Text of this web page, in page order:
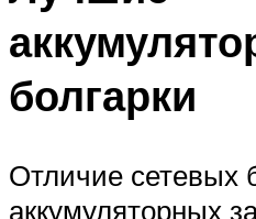
болгарки
Отличие сетевых
аккумуляторных